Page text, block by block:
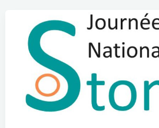
Entérostoma-
Thérapeutes